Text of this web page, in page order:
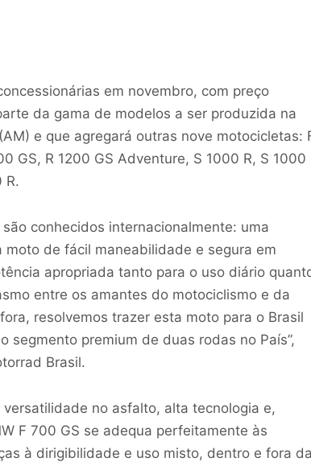
em novembro, com preço
da gama de modelos a ser produzida na
e que agregará outras nove motocicletas:
GS, R 1200 GS Adventure, S 1000 R, S 1000
R.
conhecidos internacionalmente: uma
de fácil maneabilidade e segura em
apropriada tanto para o uso diário
entre os amantes do motociclismo e da
resolvemos trazer esta moto para o Brasil
segmento premium de duas rodas no País”,
Brasil.
no asfalto, alta tecnologia e,
F 700 GS se adequa perfeitamente às
à dirigibilidade e uso misto, dentro e fora da